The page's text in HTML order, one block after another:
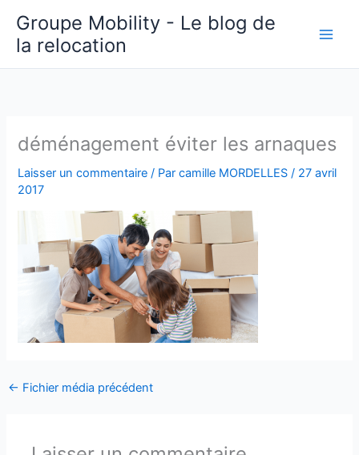
contenu
Groupe Mobility - Le blog de
la relocation
déménagement éviter les arnaques
Laisser un commentaire / Parcamille MORDELLES/ 27 avril
2017
← Fichier média précédent